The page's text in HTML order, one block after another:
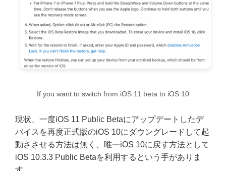
If you want to switch from iOS 11 beta to iOS 10
現状、一度iOS 11 Public Betaにアップデートしたデ
バイスを再度正式版のiOS 10にダウングレードして起
動ささせる方法は無く、唯一iOS 10に戻す方法として
iOS 10.3.3 Public Betaを利用するという手がありま